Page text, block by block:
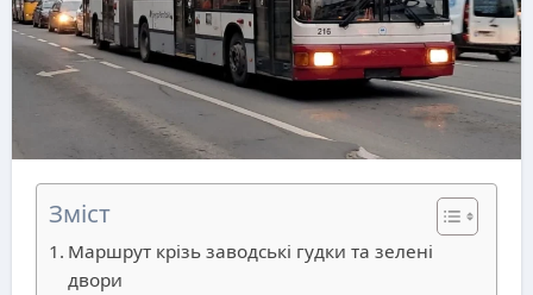
Зміст
Маршрут крізь заводські гудки та зелені
двори